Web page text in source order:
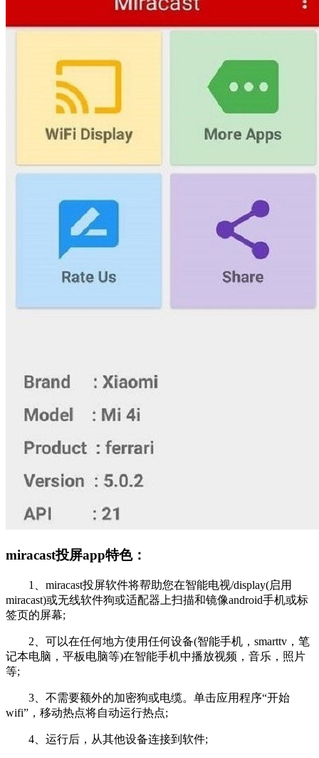
miracast投屏app特色：
1、miracast投屏软件将帮助您在智能电视/display(启用
miracast)或无线软件狗或适配器上扫描和镜像android手机或标
签页的屏幕;
2、可以在任何地方使用任何设备(智能手机，smarttv，笔
记本电脑，平板电脑等)在智能手机中播放视频，音乐，照片
等;
3、不需要额外的加密狗或电缆。单击应用程序“开始
wifi”，移动热点将自动运行热点;
4、运行后，从其他设备连接到软件;